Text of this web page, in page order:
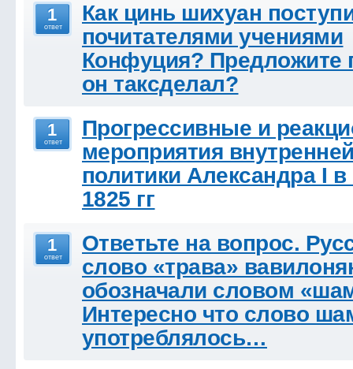
1
ответ
Как цинь шихуан
почитателями учениями
Конфуция? Предложите
он таксделал?
1
ответ
Прогрессивные и
мероприятия
политики Александра I в
1825 гг
1
ответ
Ответьте на вопрос.
слово «трава»
обозначали словом
Интересно что слово
употреблялось…